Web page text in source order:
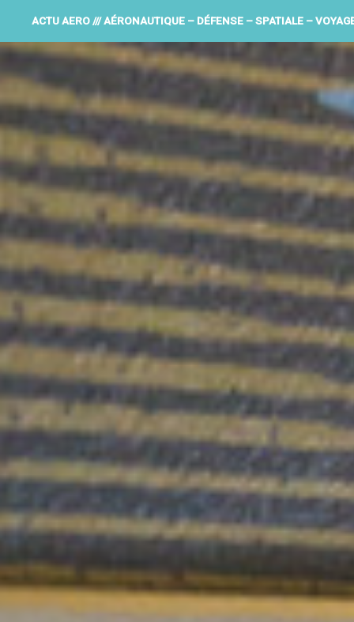
ACTU AERO /// AÉRONAUTIQUE – DÉFENSE – SPATIALE –
Hawaiian Airlines
12 juin 2018
Lire la Suite